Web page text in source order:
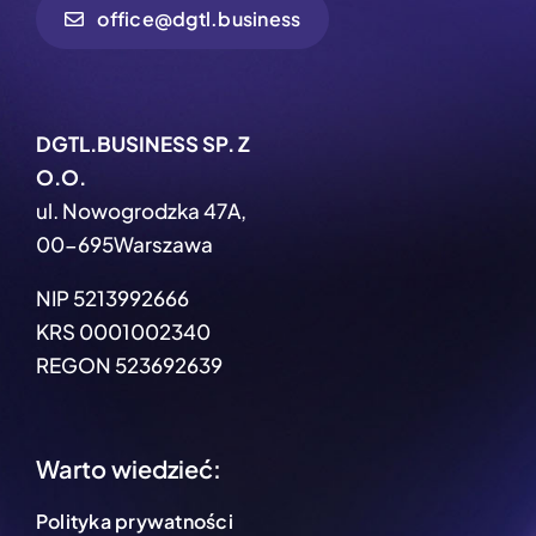
office@dgtl.business
DGTL.BUSINESS SP. Z
O.O.
ul. Nowogrodzka 47A,
00-695Warszawa
NIP 5213992666
KRS 0001002340
REGON 523692639
Warto wiedzieć:
Polityka prywatności